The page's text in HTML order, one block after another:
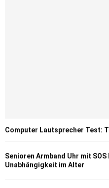
Computer Lautsprecher Test:
Senioren Armband Uhr mit
Unabhängigkeit im Alter